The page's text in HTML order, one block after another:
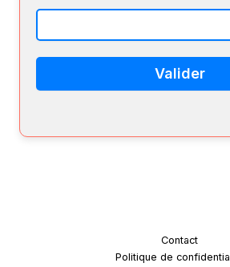
Contact
Politique de